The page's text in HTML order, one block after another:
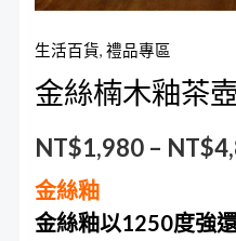
生活百貨,禮品專區
金絲楠木釉茶
NT$1,980 – NT$
金絲釉
金絲釉以1250度強